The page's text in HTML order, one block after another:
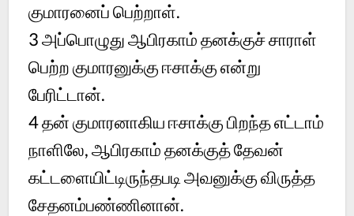
குமாரனைப் பெற்றாள்.
3அப்பொழுது ஆபிரகாம் தனக்குச் சாராள்
பெற்ற குமாரனுக்கு ஈசாக்கு என்று
பேரிட்டான்.
4தன் குமாரனாகிய ஈசாக்கு பிறந்த எட்டாம்
நாளிலே, ஆபிரகாம் தனக்குத் தேவன்
கட்டளையிட்டிருந்தபடி அவனுக்கு விருத்த
சேதனம்பண்ணினான்.